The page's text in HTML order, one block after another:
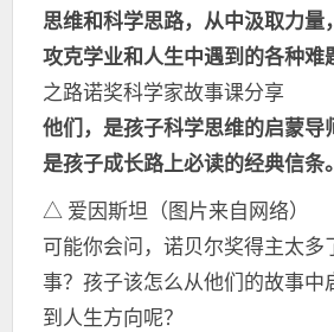
思维和科学思路，从中汲取力量
攻克学业和人生中遇到的各种难
之路诺奖科学家故事课分享
他们，是孩子科学思维的启蒙导
是孩子成长路上必读的经典信条。
△ 爱因斯坦（图片来自网络）
可能你会问，诺贝尔奖得主太多
事？孩子该怎么从他们的故事中
到人生方向呢？